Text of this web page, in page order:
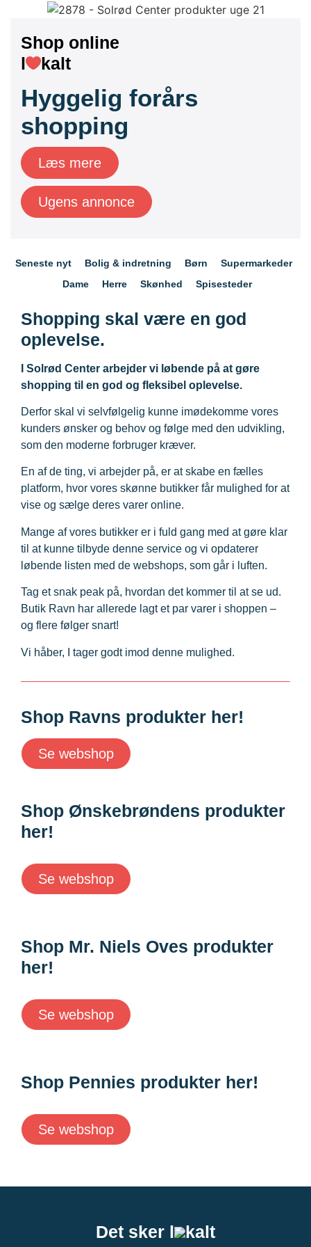
Shop online
l
kalt
Hyggelig forårs
shopping
Læs mere
Ugens annonce
Seneste nyt Bolig & indretning Børn
Supermarkeder
Dame
Herre Skønhed Spisesteder
Shopping skal være en god
oplevelse.
I Solrød Center arbejder vi løbende på at gøre
shopping til en god og fleksibel oplevelse.
Derfor skal vi selvfølgelig kunne imødekomme vores
kunders ønsker og behov og følge med den udvikling,
som den moderne forbruger kræver.
En af de ting, vi arbejder på, er at skabe en fælles
platform, hvor vores skønne butikker får mulighed for at
vise og sælge deres varer online.
Mange af vores butikker er i fuld gang med at gøre klar
til at kunne tilbyde denne service og vi opdaterer
løbende listen med de webshops, som går i luften.
Tag et snak peak på, hvordan det kommer til at se ud.
Butik Ravn har allerede lagt et par varer i shoppen –
og flere følger snart!
Vi håber, I tager godt imod denne mulighed.
Shop Ravns produkter her!
Se webshop
Shop Ønskebrøndens produkter
her!
Se webshop
Shop Mr. Niels Oves produkter
her!
Se webshop
Shop Pennies produkter her!
Se webshop
Det sker l kalt